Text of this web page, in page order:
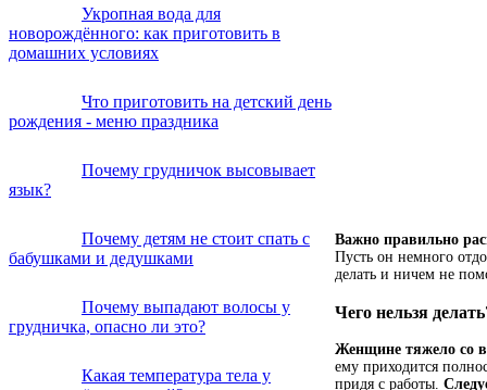
Укропная вода для
новорождённого: как приготовить в
домашних условиях
Что приготовить на детский день
рождения - меню праздника
Почему грудничок высовывает
язык?
Почему детям не стоит спать с
бабушками и дедушками
Почему выпадают волосы у
грудничка, опасно ли это?
Какая температура тела у
Важно правильно
Пусть он немного
делать и ничем не
Чего нельзя
Женщине тяжело со
ему приходится
придя с работы.